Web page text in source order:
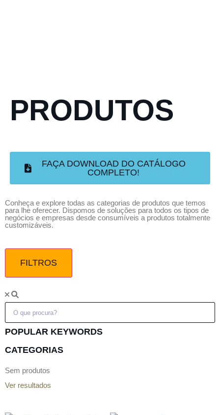
PRODUTOS
FAÇA DOWNLOAD DO CATÁLOGO
COMPLETO!
Conheça e explore todas as categorias de produtos que temos
para lhe oferecer. Dispomos de soluções para todos os tipos de
negócios e empresas desde consumíveis a produtos totalmente
customizáveis.
FILTROS
POPULAR KEYWORDS
CATEGORIAS
Sem produtos
Ver resultados